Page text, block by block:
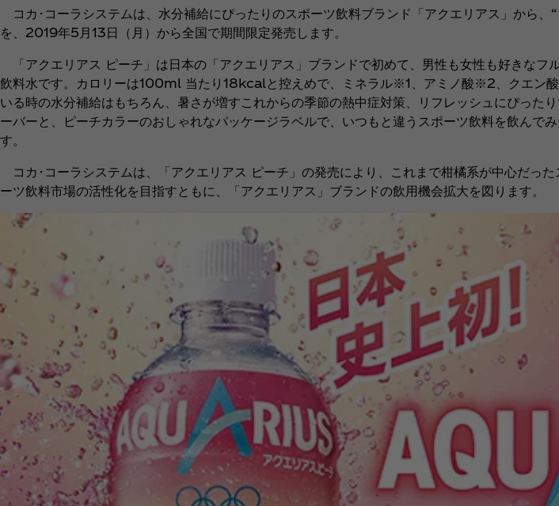
コカ･コーラシステムは、水分補給にぴったりのスポーツ飲料ブランド「アクエリアス」から、
を、2019年5月13日（月）から全国で期間限定発売します。
「アクエリアス ピーチ」は日本の「アクエリアス」ブランドで初めて、男性も女性も好きなフ
飲料水です。カロリーは100ml 当たり18kcalと控えめで、ミネラル※1、アミノ酸※2、クエン
いる時の水分補給はもちろん、暑さが増すこれからの季節の熱中症対策、リフレッシュにぴった
ーバーと、ピーチカラーのおしゃれなパッケージラベルで、いつもと違うスポーツ飲料を飲んで
す。
コカ･コーラシステムは、「アクエリアス ピーチ」の発売により、これまで柑橘系が中心だっ
ーツ飲料市場の活性化を目指すともに、「アクエリアス」ブランドの飲用機会拡大を図ります。